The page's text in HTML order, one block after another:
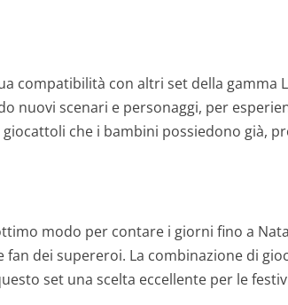
compatibilità con altri set della gamma
scenari e personaggi, per
che i bambini possiedono già,
modo per contare i giorni fino a
dei supereroi. La combinazione di
set una scelta eccellente per le